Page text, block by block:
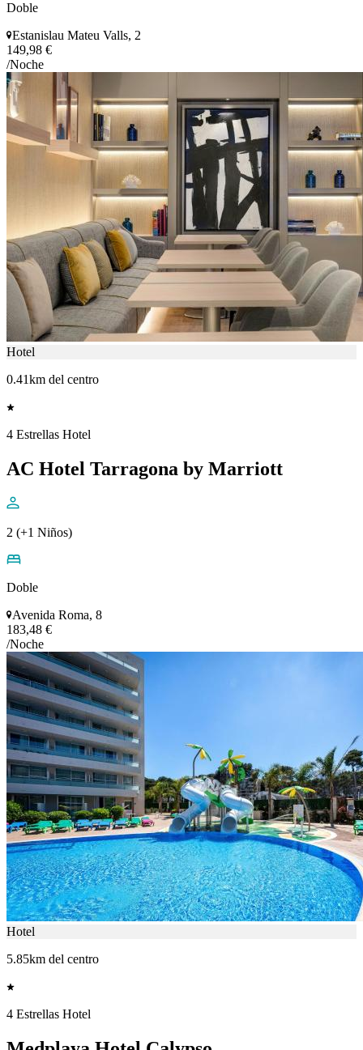
Doble
Estanislau Mateu Valls, 2
149,98 €
/Noche
Hotel
0.41km del centro
4 Estrellas Hotel
AC Hotel Tarragona by Marriott
2 (+1 Niños)
Doble
Avenida Roma, 8
183,48 €
/Noche
Hotel
5.85km del centro
4 Estrellas Hotel